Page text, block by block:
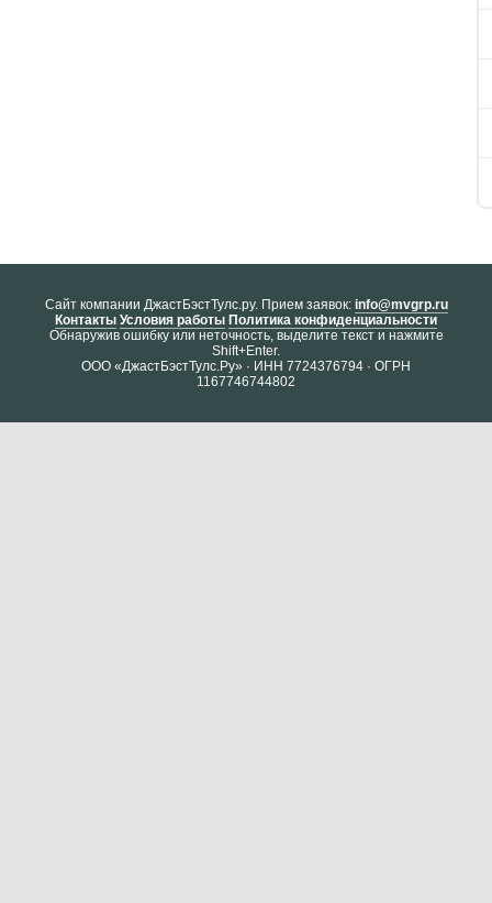
Cайт компании ДжастБэстТулс.ру. Прием заявок: info@mvgrp.ru
Контакты Условия работы Политика конфиденциальности
Обнаружив ошибку или неточность, выделите текст и нажмите
Shift+Enter.
ООО «ДжастБэстТулс.Ру» · ИНН 7724376794 · ОГРН
1167746744802